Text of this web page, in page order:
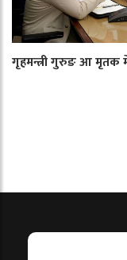
गृहमन्त्री गुरुङ आ मृतक